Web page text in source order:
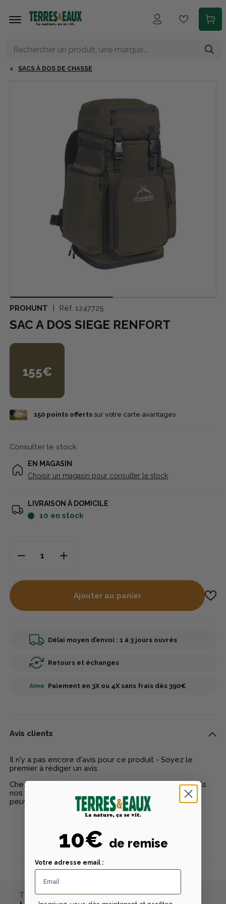
SACS À DOS DE CHASSE
PROHUNT Réf. 1247725
SAC A DOS SIEGE RENFORT
155€
150points offertssur votre carte avantages
Consulter le stock
EN MAGASIN
Choisir un magasin pour consulter le stock
LIVRAISON À DOMICILE
10 en stock
Ajouter au panier
Délai moyen d’envoi : 1 à 3 jours ouvrés
Retours et échanges
Paiement en 3X ou 4X sans frais dès 390€
Avis clients
Il n'y a pas encore d'avis pour ce produit - Soyez le
premier à rédiger un avis
Chez Terres & Eaux, les avis sont 100% certifiés : seuls
nos clients ayant réellement acheté nos produits
peuvent laisser un avis
Publier un avis
TERRES & EAUX
10€ de remise
Votre adresse email :